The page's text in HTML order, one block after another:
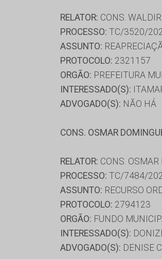
RELATOR: CONS.
PROCESSO: TC/3520/
ASSUNTO:
PROTOCOLO: 2321157
ORGÃO: PREFEITURA
INTERESSADO(S):
ADVOGADO(S): NÃO HÁ
CONS. OSMAR
RELATOR: CONS.
PROCESSO: TC/7484/
ASSUNTO: RECURSO
PROTOCOLO: 2794123
ORGÃO: FUNDO
INTERESSADO(S):
ADVOGADO(S): DENISE